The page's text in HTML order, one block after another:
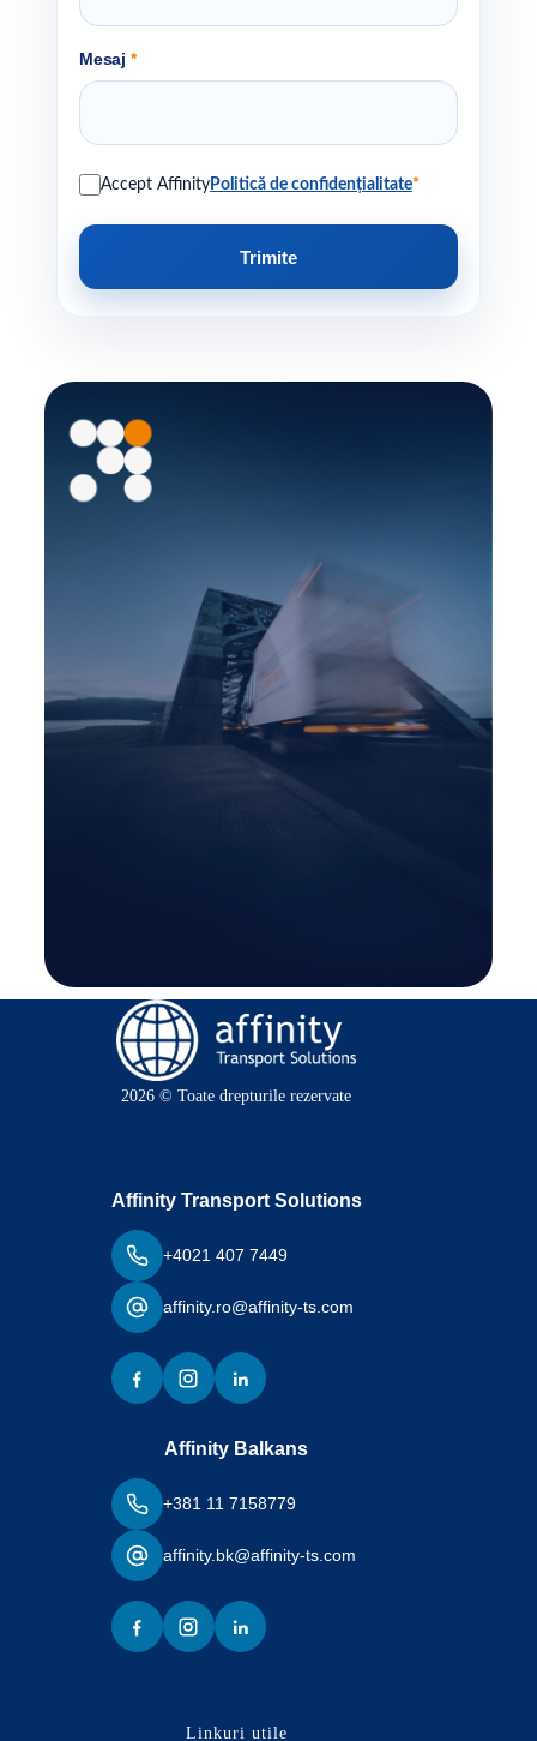
Mesaj*
Accept AffinityPolitică de confidențialitate*
Trimite
2026 © Toate drepturile rezervate
Affinity Transport Solutions
+4021 407 7449
affinity.ro@affinity-ts.com
Affinity Balkans
+381 11 7158779
affinity.bk@affinity-ts.com
Linkuri utile